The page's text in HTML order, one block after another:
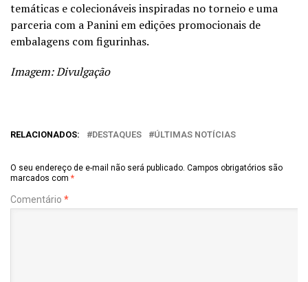
temáticas e colecionáveis inspiradas no torneio e uma
parceria com a Panini em edições promocionais de
embalagens com figurinhas.
Imagem: Divulgação
RELACIONADOS: DESTAQUES ÚLTIMAS NOTÍCIAS
O seu endereço de e-mail não será publicado. Campos obrigatórios são
marcados com *
Comentário *